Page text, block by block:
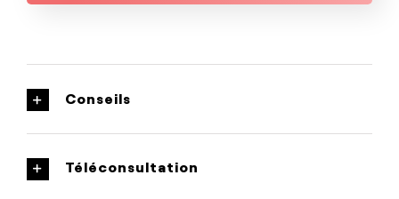
Conseils
Téléconsultation